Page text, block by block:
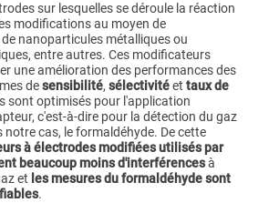
sur lesquelles se déroule la réaction
modifications au moyen de
nanoparticules métalliques ou
entre autres. Ces modificateurs
une amélioration des performances des
desensibilité, sélectivitéet taux de
sont optimisés pour l'application
c'est-à-dire pour la détection du gaz
notre cas, le formaldéhyde. De cette
à électrodes modifiées utilisés par
beaucoupmoins d'interférencesà
et les mesures du formaldéhyde sont
.